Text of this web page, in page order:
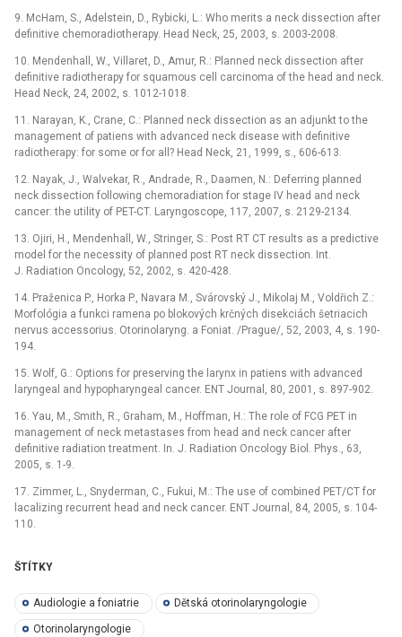
9. McHam, S., Adelstein, D., Rybicki, L.: Who merits a neck dissection after
definitive chemoradiotherapy. Head Neck, 25, 2003, s. 2003-2008.
10. Mendenhall, W., Villaret, D., Amur, R.: Planned neck dissection after
definitive radiotherapy for squamous cell carcinoma of the head and neck.
Head Neck, 24, 2002, s. 1012-1018.
11. Narayan, K., Crane, C.: Planned neck dissection as an adjunkt to the
management of patiens with advanced neck disease with definitive
radiotherapy: for some or for all? Head Neck, 21, 1999, s., 606-613.
12. Nayak, J., Walvekar, R., Andrade, R., Daamen, N.: Deferring planned
neck dissection following chemoradiation for stage IV head and neck
cancer: the utility of PET-CT. Laryngoscope, 117, 2007, s. 2129-2134.
13. Ojiri, H., Mendenhall, W., Stringer, S.: Post RT CT results as a predictive
model for the necessity of planned post RT neck dissection. Int.
J. Radiation Oncology, 52, 2002, s. 420-428.
14. Praženica P., Horka P., Navara M., Svárovský J., Mikolaj M., Voldřich Z.:
Morfológia a funkci ramena po blokových krčných disekciách šetriacich
nervus accessorius. Otorinolaryng. a Foniat. /Prague/, 52, 2003, 4, s. 190-
194.
15. Wolf, G.: Options for preserving the larynx in patiens with advanced
laryngeal and hypopharyngeal cancer. ENT Journal, 80, 2001, s. 897-902.
16. Yau, M., Smith, R., Graham, M., Hoffman, H.: The role of FCG PET in
management of neck metastases from head and neck cancer after
definitive radiation treatment. In. J. Radiation Oncology Biol. Phys., 63,
2005, s. 1-9.
17. Zimmer, L., Snyderman, C., Fukui, M.: The use of combined PET/CT for
lacalizing recurrent head and neck cancer. ENT Journal, 84, 2005, s. 104-
110.
ŠTÍTKY
Audiologie a foniatrie Dětská otorinolaryngologie
Otorinolaryngologie